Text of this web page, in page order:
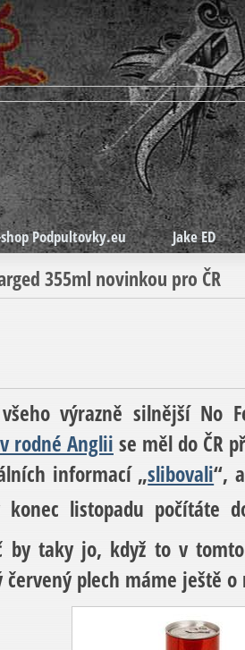
Podpultovky.eu Jake ED
355ml novinkou pro ČR
výrazně silnější No
rodné Anglii se měl do ČR
informací „slibovali“,
konec listopadu počítáte
by taky jo, když to v
plech máme ještě o